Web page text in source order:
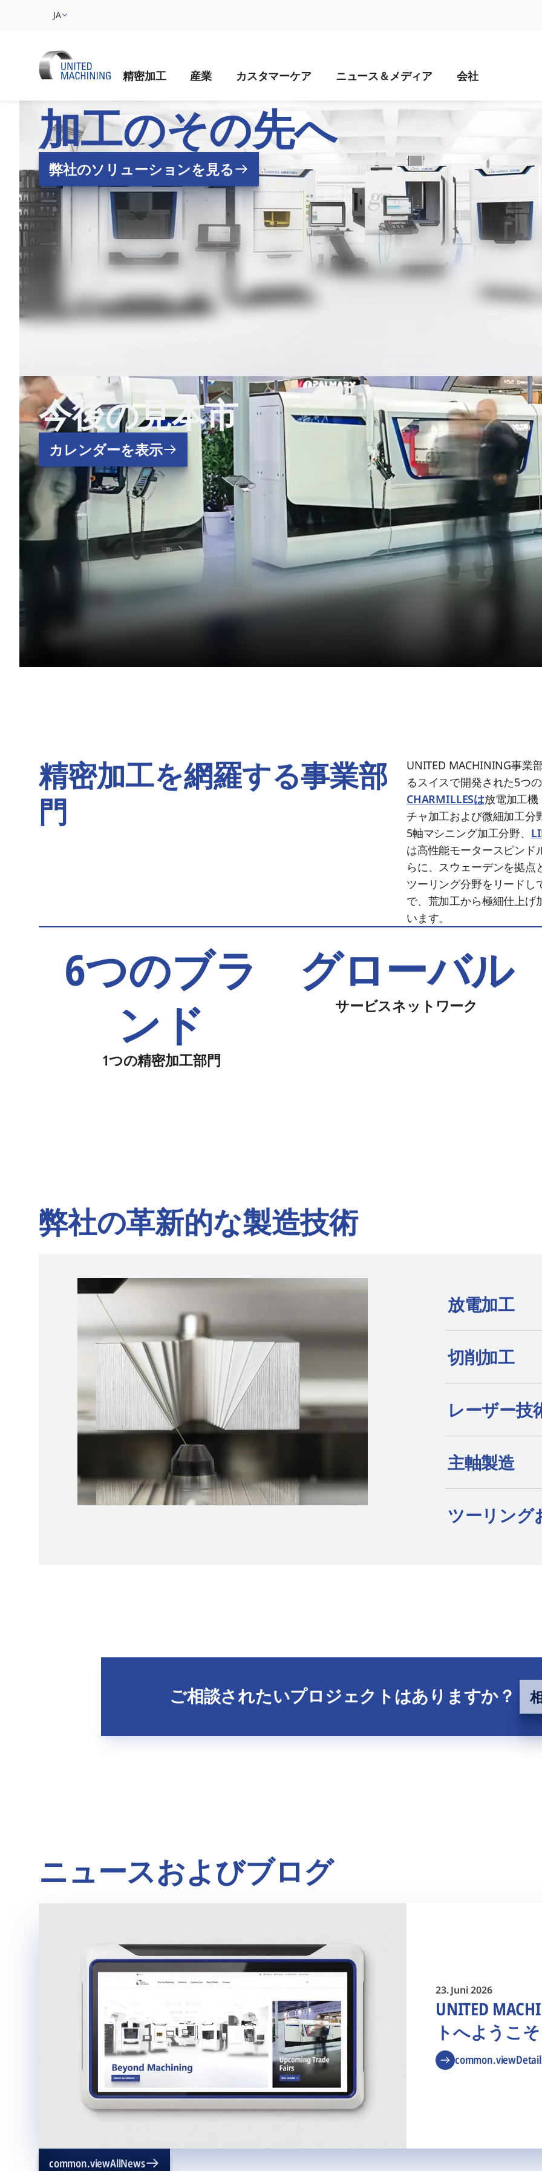
JA
精密加工 産業 カスタマーケア ニュース＆メディア 会社
UNITED MACHINING – 6つの精密
加工のその先へ
弊社のソリューションを見る
今後の見本市
カレンダーを表示
精密加工を網羅する事業部
門
UNITED MACHINING事業
るスイスで開発された5つ
CHARMILLESは放電加工機
チャ加工および微細加工分
5軸マシニング加工分野、
は高性能モータースピンド
らに、スウェーデンを拠点
ツーリング分野をリードし
で、荒加工から極細仕上げ
います。
6つのブラ
ンド
1つの精密加工部門
グローバル
サービスネットワーク
弊社の革新的な製造技術
放電加工
電加工機、形彫り
切削加工
レーザー技
主軸製造
ツーリング
ご相談されたいプロジェクトはありますか？
ニュースおよびブログ
23. Juni 2026
UNITED
トへようこそ
common.viewAllNews